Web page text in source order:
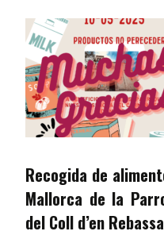
Recogida de
Mallorca de la
del Coll d’en